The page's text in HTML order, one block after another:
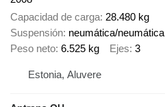
Capacidad de carga 28.480 kg
Suspensión neumática/neumática
Peso neto 6.525 kg Ejes 3
Estonia, Aluvere